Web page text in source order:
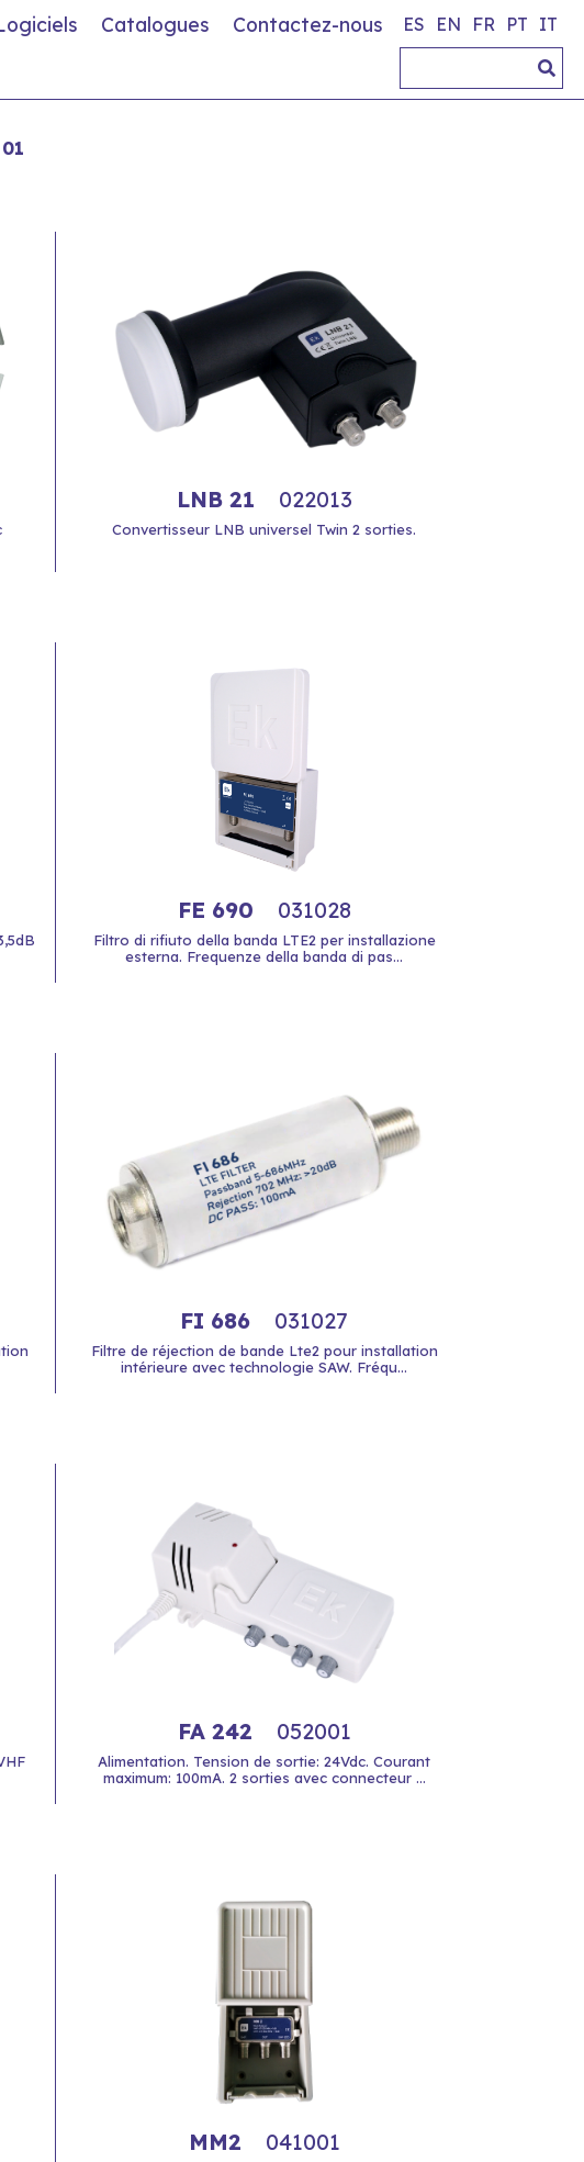
Catalogues Contactez-nous ES EN FR PT IT
LNB 21 022013
Convertisseur LNB universel Twin 2 sorties.
FE 690 031028
Filtro di rifiuto della banda LTE2 per installazione
esterna. Frequenze della banda di pas...
FI 686 031027
Filtre de réjection de bande Lte2 pour installation
intérieure avec technologie SAW. Fréqu...
FA 242 052001
Alimentation. Tension de sortie: 24Vdc. Courant
maximum: 100mA. 2 sorties avec connecteur ...
MM2 041001